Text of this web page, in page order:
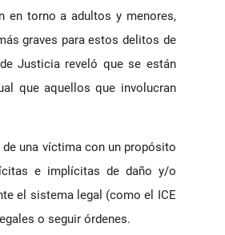
en torno a adultos y menores,
graves para estos delitos de
Justicia reveló que se están
que aquellos que involucran
una víctima con un propósito
e implícitas de daño y/o
el sistema legal (como el ICE
o seguir órdenes.